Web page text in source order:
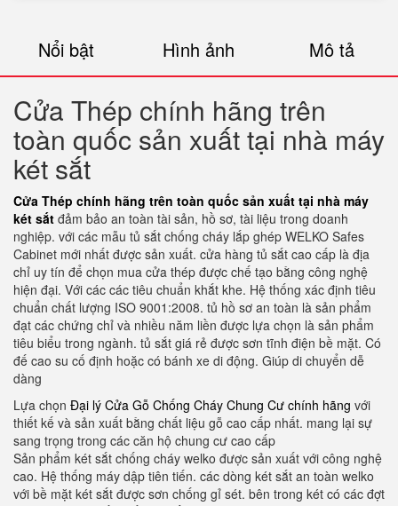
Nổi bật Hình ảnh Mô tả
Cửa Thép chính hãng trên
toàn quốc sản xuất tại nhà máy
két sắt
Cửa Thép chính hãng trên toàn quốc sản xuất tại nhà máy
két sắt đảm bảo an toàn tài sản, hồ sơ, tài liệu trong doanh
nghiệp. với các mẫu tủ sắt chống cháy lắp ghép WELKO Safes
Cabinet mới nhất được sản xuất. cửa hàng tủ sắt cao cấp là địa
chỉ uy tín để chọn mua cửa thép được chế tạo bằng công nghệ
hiện đại. Với các các tiêu chuẩn khắt khe. Hệ thống xác định tiêu
chuẩn chất lượng ISO 9001:2008. tủ hồ sơ an toàn là sản phẩm
đạt các chứng chỉ và nhiều năm liền được lựa chọn là sản phẩm
tiêu biểu trong ngành. tủ sắt giá rẻ được sơn tĩnh điện bề mặt. Có
đế cao su cố định hoặc có bánh xe di động. Giúp di chuyển dễ
dàng
Lựa chọn Đại lý Cửa Gỗ Chống Cháy Chung Cư chính hãng với
thiết kế và sản xuất bằng chất liệu gỗ cao cấp nhất. mang lại sự
sang trọng trong các căn hộ chung cư cao cấp
Sản phẩm két sắt chống cháy welko được sản xuất với công nghệ
cao. Hệ thống máy dập tiên tiến. các dòng két sắt an toàn welko
với bề mặt két sắt được sơn chống gỉ sét. bên trong két có các đợt